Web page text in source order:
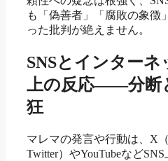
も「偽善者」「腐敗の象徴
った批判が絶えません。
SNSとインターネ
上の反応——分断
狂
マレマの発言や行動は、X
Twitter）やYouTubeなどSNS